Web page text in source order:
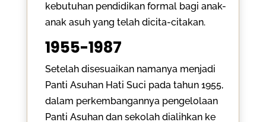
kebutuhan pendidikan formal bagi anak-
anak asuh yang telah dicita-citakan.
1955-1987
Setelah disesuaikan namanya menjadi
Panti Asuhan Hati Suci pada tahun 1955,
dalam perkembangannya pengelolaan
Panti Asuhan dan sekolah dialihkan ke